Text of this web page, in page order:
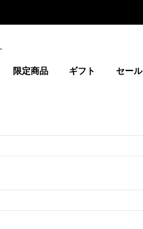
限定商品 ギフト セール